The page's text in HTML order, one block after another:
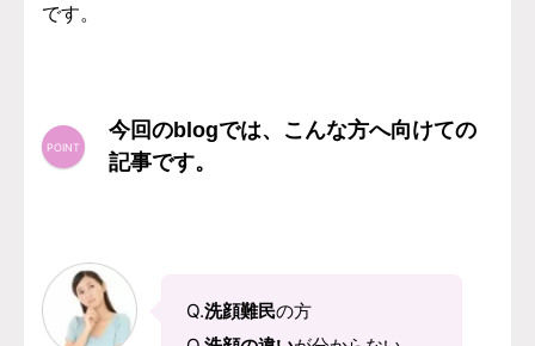
です。
今回のblogでは、こんな方へ向けての
記事です。
Q.洗顔難民の方